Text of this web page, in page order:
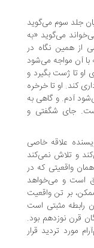
سوم می‌گوید
می‌گوید «به
نگاه در
می‌شود
ژست بگیرد و
او تا خرخره
و گاهی به
شگفتی و
خاصی
نمی‌کند
که در
و می‌خواهد
تن واقعیت
مثبتی است
نوزدهم بود.
تردید قرار